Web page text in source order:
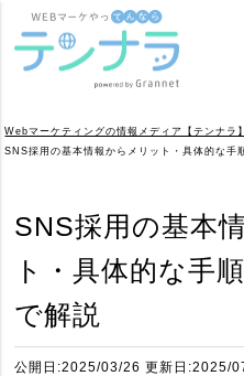
Webマーケティングの情報メディア【テンナラ】
SNS採用の基本情報からメリット・具体的な手
SNS採用の基本
ト・具体的な手
で解説
公開日:2025/03/26 更新日:2025/